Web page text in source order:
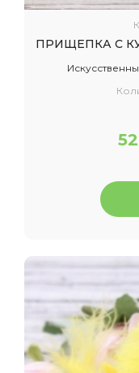
ПРИЩЕПКА С